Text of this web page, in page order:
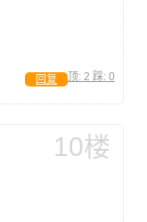
顶: 2 踩: 0
回复
10楼